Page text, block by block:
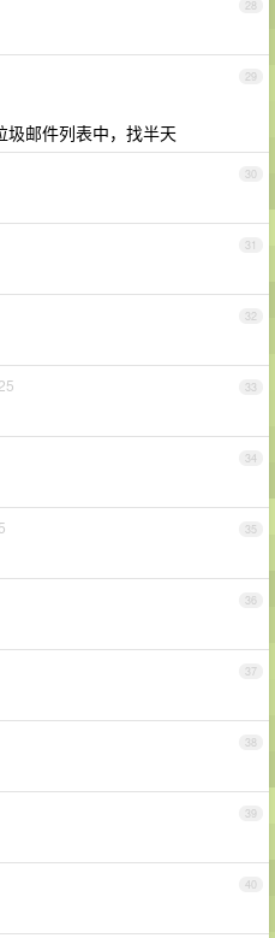
28
29
圾邮件列表中，找半天
30
31
32
33
34
35
36
37
38
39
40